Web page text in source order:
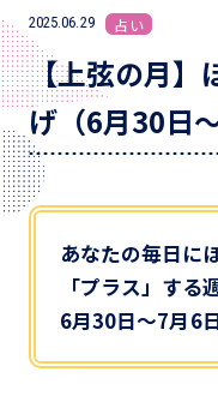
2025.06.29 占い
【上弦の月】
げ（6月30日
あなたの毎日に
「プラス」する
6月30日～7月6